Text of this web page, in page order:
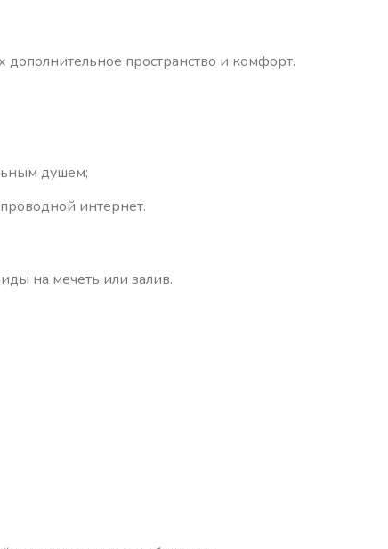
пространство и комфорт.
душем;
интернет.
на мечеть или залив.